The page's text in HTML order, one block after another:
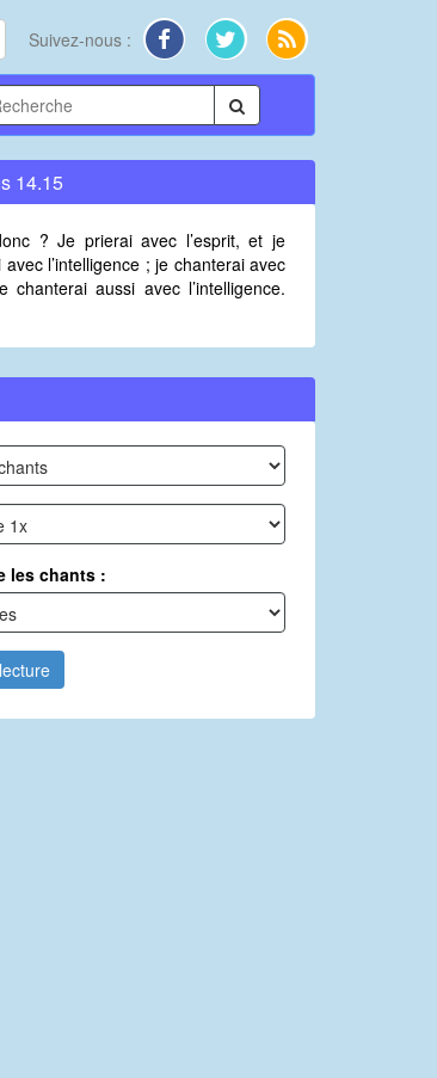
Suivez-nous :
14.15
? Je prierai avec l’esprit, et je
l’intelligence ; je chanterai avec
chanterai aussi avec l’intelligence.
les chants :